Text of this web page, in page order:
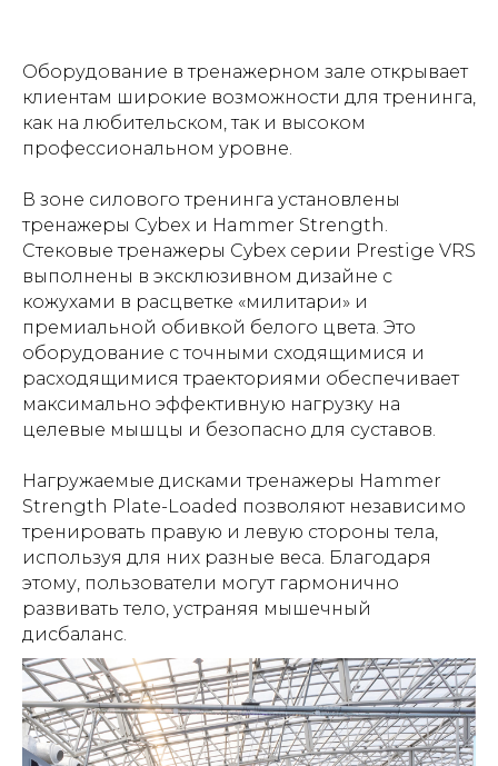
Оборудование в тренажерном зале открывает
клиентам широкие возможности для тренинга,
как на любительском, так и высоком
профессиональном уровне.
В зоне силового тренинга установлены
тренажеры Cybex и Hammer Strength.
Стековые тренажеры Cybex серии Prestige VRS
выполнены в эксклюзивном дизайне с
кожухами в расцветке «милитари» и
премиальной обивкой белого цвета. Это
оборудование с точными сходящимися и
расходящимися траекториями обеспечивает
максимально эффективную нагрузку на
целевые мышцы и безопасно для суставов.
Нагружаемые дисками тренажеры Hammer
Strength Plate-Loaded позволяют независимо
тренировать правую и левую стороны тела,
используя для них разные веса. Благодаря
этому, пользователи могут гармонично
развивать тело, устраняя мышечный
дисбаланс.